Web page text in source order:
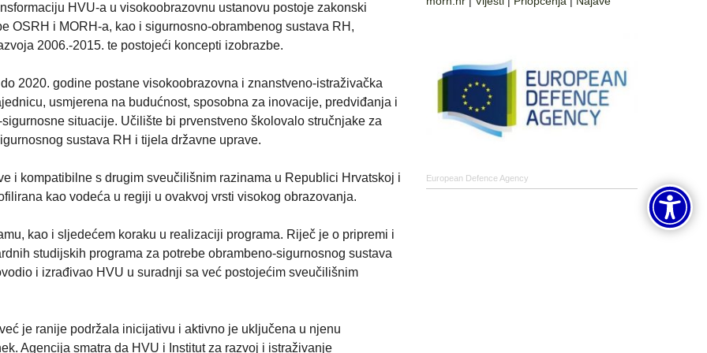
HVU-a u visokoobrazovnu ustanovu postoje zakonski
OSRH i MORH-a, kao i sigurnosno-obrambenog sustava RH,
2006.-2015. te postojeći koncepti izobrazbe.
2020. godine postane visokoobrazovna i znanstveno-istraživačka
usmjerena na budućnost, sposobna za inovacije, predviđanja i
situacije. Učilište bi prvenstveno školovalo stručnjake za
sustava RH i tijela državne uprave.
i kompatibilne s drugim sveučilišnim razinama u Republici Hrvatskoj i
kao vodeća u regiji u ovakvoj vrsti visokog obrazovanja.
kao i sljedećem koraku u realizaciji programa. Riječ je o pripremi i
studijskih programa za potrebe obrambeno-sigurnosnog sustava
i izrađivao HVU u suradnji sa već postojećim sveučilišnim
je ranije podržala inicijativu i aktivno je uključena u njenu
Agencija smatra da HVU i Institut za razvoj i istraživanje
European Defence Agency